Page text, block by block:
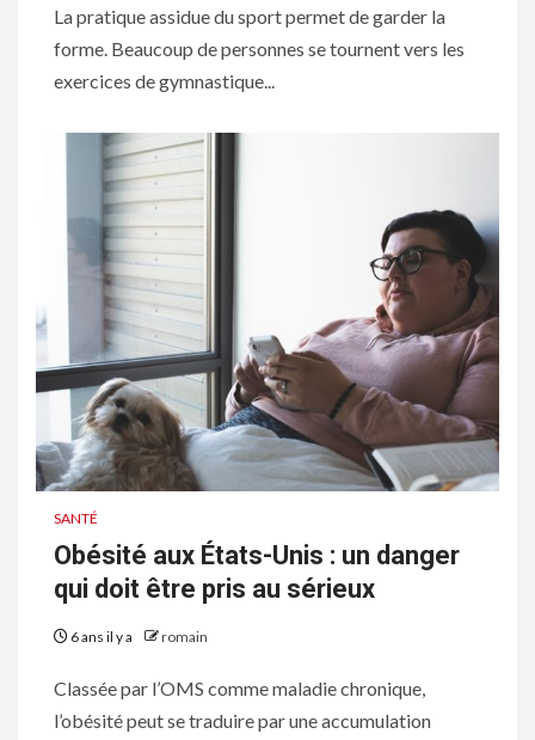
La pratique assidue du sport permet de garder la
forme. Beaucoup de personnes se tournent vers les
exercices de gymnastique...
SANTÉ
Obésité aux États-Unis : un danger
qui doit être pris au sérieux
6 ans il y a romain
Classée par l’OMS comme maladie chronique,
l’obésité peut se traduire par une accumulation